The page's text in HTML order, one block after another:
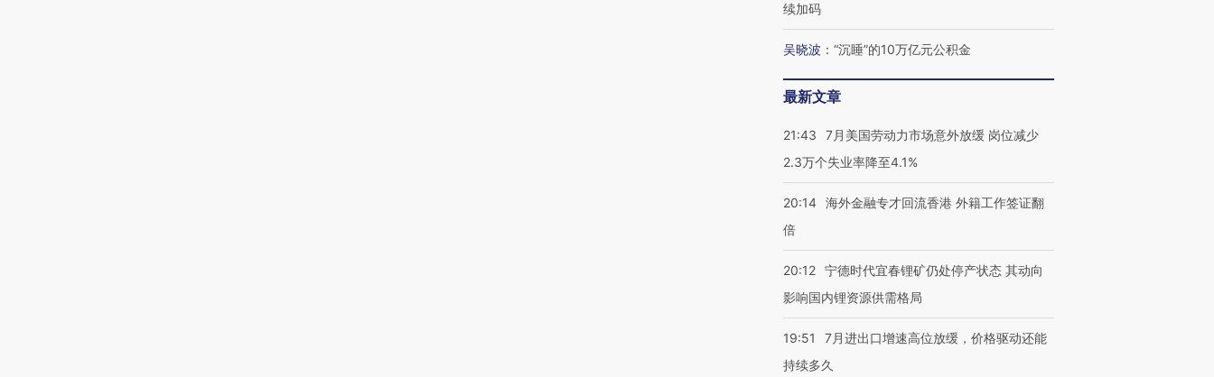
续加码
吴晓波 ： “沉睡”的10万亿元公积金
最新文章
21:43
7月美国劳动力市场意外放缓 岗位减少
2.3万个失业率降至4.1%
20:14 海外金融专才回流香港 外籍工作签证翻
倍
20:12 宁德时代宜春锂矿仍处停产状态 其动向
影响国内锂资源供需格局
19:51
7月进出口增速高位放缓，价格驱动还能
持续多久